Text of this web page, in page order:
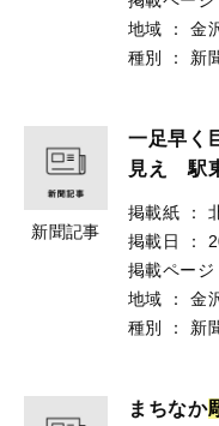
地域
：
金
種別
： 新
新聞記事
一足早く
見え 駅
掲載紙 ：
掲載日
：
掲載ページ
地域
：
金
種別
： 新
まちなか